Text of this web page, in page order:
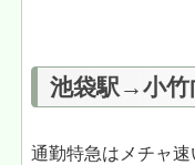
池袋駅→小竹
通勤特急はメチャ